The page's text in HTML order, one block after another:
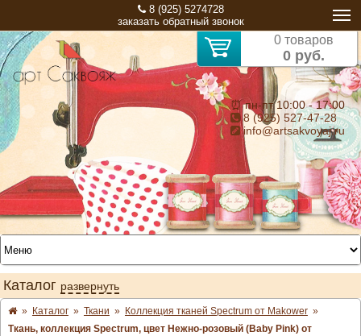
8 (925) 5274728
заказать обратный звонок
0 товаров
0 руб.
⏰ пн-пт 10:00 - 17:00
8 (925) 527-47-28
info@artsakvoyaj.ru
Каталог развернуть
» Каталог » Ткани » Коллекция тканей Spectrum от Makower »
Ткань, коллекция Spectrum, цвет Нежно-розовый (Baby Pink) от